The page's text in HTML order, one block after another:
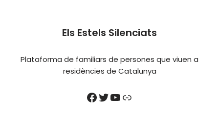
Els Estels Silenciats
Plataforma de familiars de persones que viuen a
residències de Catalunya